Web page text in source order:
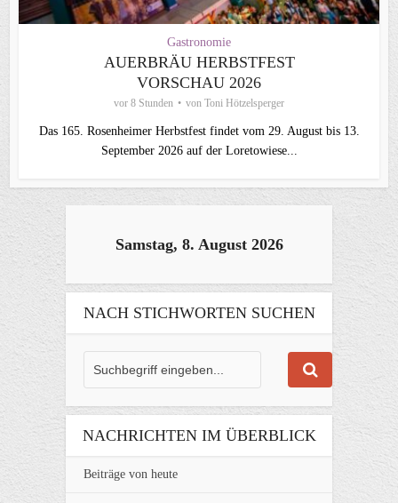
Gastronomie
AUERBRÄU HERBSTFEST
VORSCHAU 2026
vor 8 Stunden von Toni Hötzelsperger
Das 165. Rosenheimer Herbstfest findet vom 29. August bis 13.
September 2026 auf der Loretowiese...
Samstag, 8. August 2026
NACH STICHWORTEN SUCHEN
NACHRICHTEN IM ÜBERBLICK
Beiträge von heute